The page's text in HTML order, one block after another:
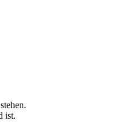
ist.